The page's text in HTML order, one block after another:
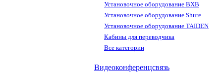
Установочное оборудование BXB
Установочное оборудование Shure
Установочное оборудование TAIDEN
Кабины для переводчика
Все категории
Видеоконференцсвязь